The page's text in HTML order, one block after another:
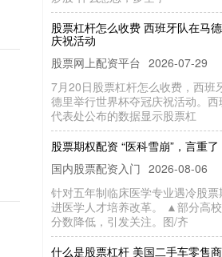
股票杠杆怎么收费 西班牙队在马
庆祝活动
股票网上配资平台
7月20日股票杠杆怎么收费，西班
德里举行世界杯夺冠庆祝活动。西
代表处公布的数据显示股票杠
股票期权配资 “医科雪崩”，言重
国内股票配资入门 2026-08-06
针对五年制临床医学专业遇冷股
进医学人才培养改革。 ▲部分高
分数降低，引发关注。图/齐
什么是股票杠杆 美国二手车零售
绩创新高 但因全年指引偏弱致股